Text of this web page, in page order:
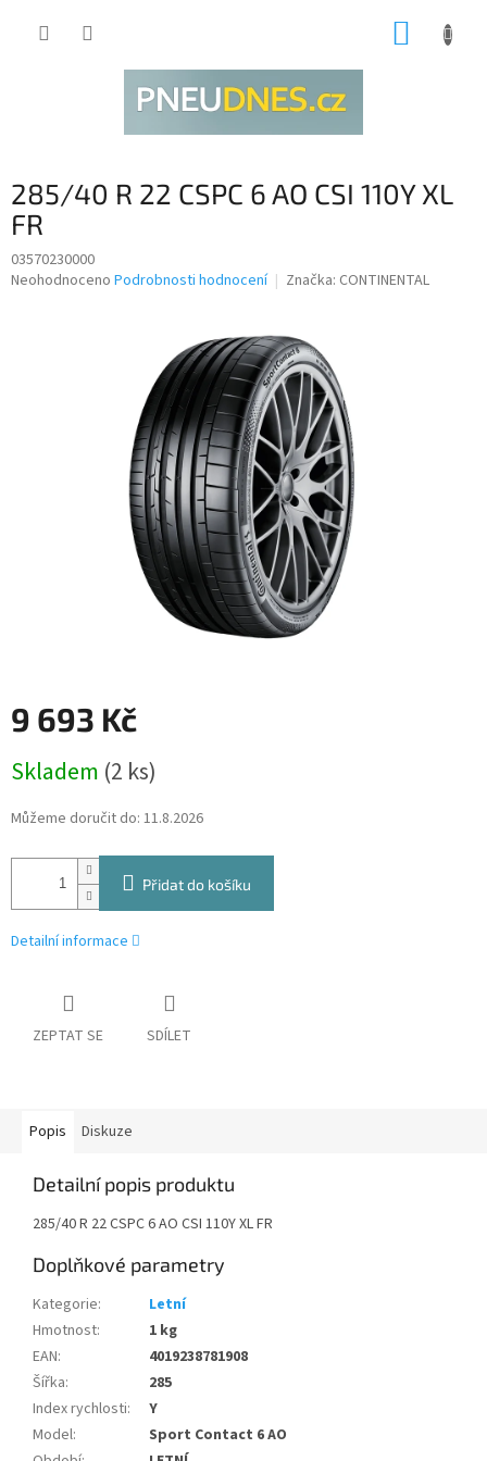
285/40 R 22 CSPC 6 AO CSI 110Y XL
FR
03570230000
Průměrné
Neohodnoceno Podrobnosti hodnocení Značka: CONTINENTAL
9 693 Kč
cena:
Skladem (2 ks)
Můžeme doručit do: 11.8.2026
Přidat do košíku
Detailní informace
ZEPTAT SE SDÍLET
Popis Diskuze
Detailní popis produktu
285/40 R 22 CSPC 6 AO CSI 110Y XL FR
Doplňkové parametry
Kategorie:
Letní
Hmotnost:
1 kg
EAN:
4019238781908
Šířka:
285
Index rychlosti:
Y
Model:
Sport Contact 6 AO